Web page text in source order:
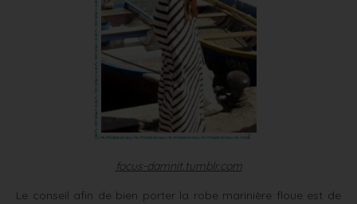
focus-damnit.tumblr.com
Le conseil afin de bien porter la robe marinière floue est de